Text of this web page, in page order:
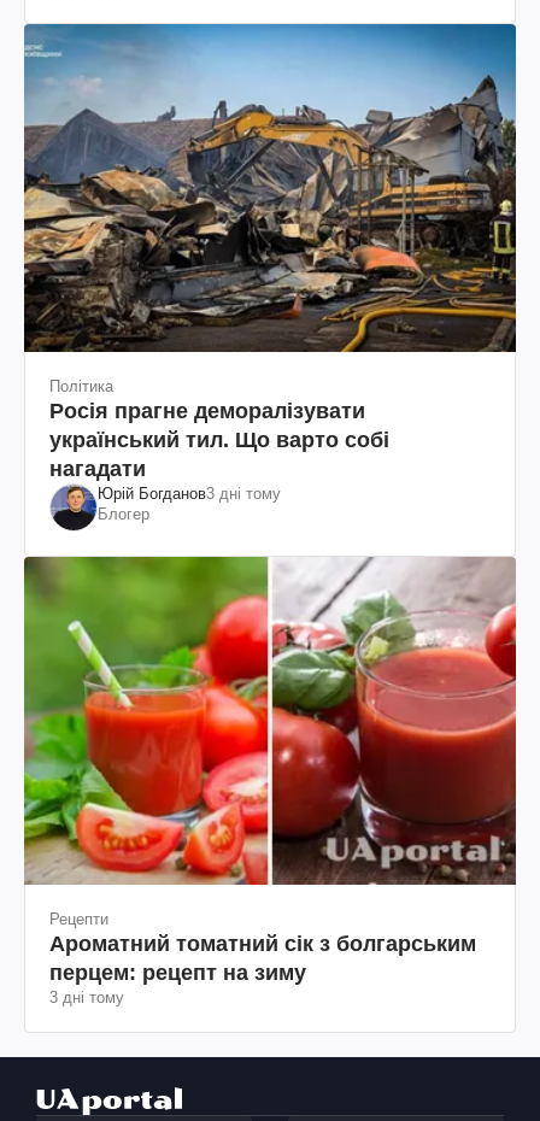
Політика
Росія прагне деморалізувати
український тил. Що варто собі
нагадати
Юрій Богданов3 дні тому
Блогер
Рецепти
Ароматний томатний сік з болгарським
перцем: рецепт на зиму
3 дні тому